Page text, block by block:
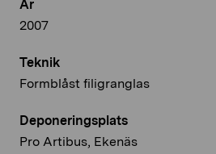
År
2007
Teknik
Formblåst filigranglas
Deponeringsplats
Pro Artibus, Ekenäs